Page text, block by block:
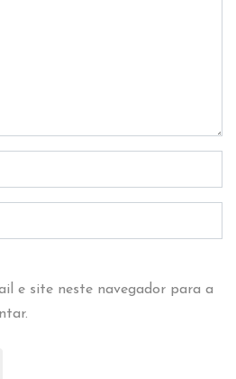
e site neste navegador para a